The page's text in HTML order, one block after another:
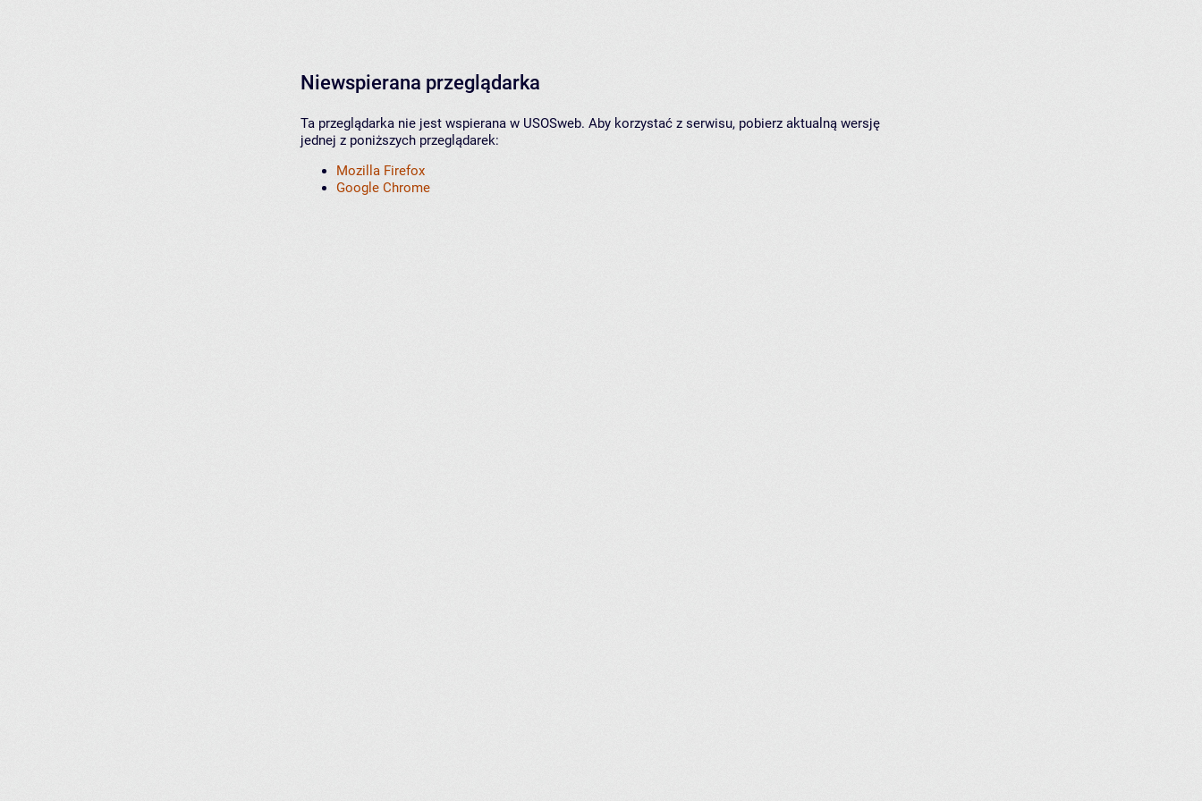
Niewspierana przeglądarka
Ta przeglądarka nie jest wspierana w USOSweb. Aby korzystać z serwisu, pobierz aktualną wersję
jednej z poniższych przeglądarek:
Mozilla Firefox
Google Chrome